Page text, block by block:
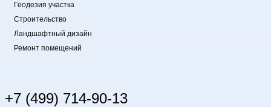
Геодезия участка
Строительство
Ландшафтный дизайн
Ремонт помещений
+7 (499) 714-90-13